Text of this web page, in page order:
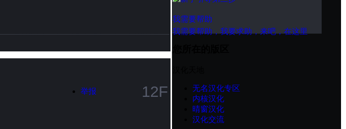
举报
12F
我需要帮助
我需要帮助，我要求助，来吧，在这里
无名汉化专区
内核汉化
晴窗汉化
汉化交流